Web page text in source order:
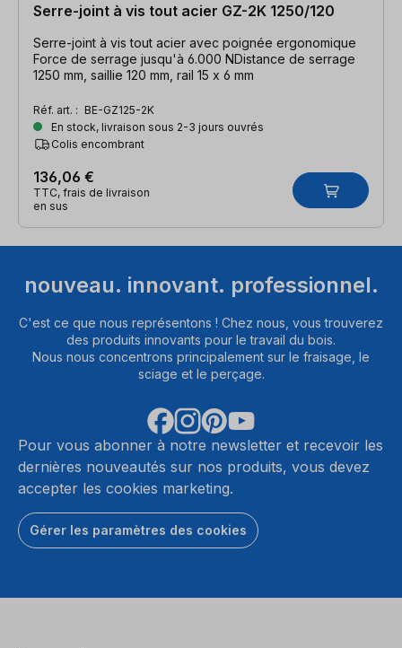
Serre-joint à vis tout acier GZ-2K 1250/120
Serre-joint à vis tout acier avec poignée ergonomique
Force de serrage jusqu'à 6.000 NDistance de serrage
1250 mm, saillie 120 mm, rail 15 x 6 mm
Réf. art. : BE-GZ125-2K
En stock, livraison sous 2-3 jours ouvrés
Colis encombrant
136,06 €
TTC, frais de livraison
en sus
nouveau. innovant. professionnel.
C'est ce que nous représentons ! Chez nous, vous trouverez
des produits innovants pour le travail du bois.
Nous nous concentrons principalement sur le fraisage, le
sciage et le perçage.
Pour vous abonner à notre newsletter et recevoir les
dernières nouveautés sur nos produits, vous devez
accepter les cookies marketing.
Gérer les paramètres des cookies